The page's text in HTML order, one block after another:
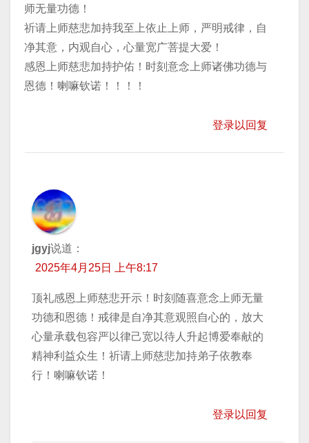
师无量功德！
祈请上师慈悲加持我至上依止上师，严明戒律，自
净其意，内观自心，心量宽广菩提大爱！
感恩上师慈悲加持护佑！时刻意念上师诸佛功德与
恩德！喇嘛钦诺！！！！
登录以回复
jgyj说道：
2025年4月25日 上午8:17
顶礼感恩上师慈悲开示！时刻随喜意念上师无量
功德和恩德！戒律是自净其意观照自心的，放大
心量承载包容严以律己宽以待人升起博爱奉献的
精神利益众生！祈请上师慈悲加持弟子依教奉
行！喇嘛钦诺！
登录以回复